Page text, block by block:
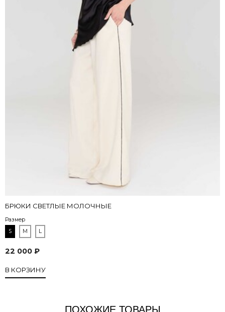
БРЮКИ СВЕТЛЫЕ МОЛОЧНЫЕ
Размер
S
M L
22 000 ₽
В КОРЗИНУ
ПОХОЖИЕ ТОВАРЫ